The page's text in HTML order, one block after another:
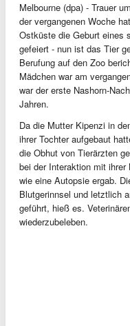
Melbourne (dpa) - Trauer
der vergangenen Woche
Ostküste die Geburt eines
gefeiert - nun ist das Tier
Berufung auf den Zoo
Mädchen war am
war der erste Nashorn-
Jahren.
Da die Mutter Kipenzi in
ihrer Tochter aufgebaut
die Obhut von Tierärzten
bei der Interaktion mit
wie eine Autopsie ergab.
Blutgerinnsel und letztlich
geführt, hieß es.
wiederzubeleben.